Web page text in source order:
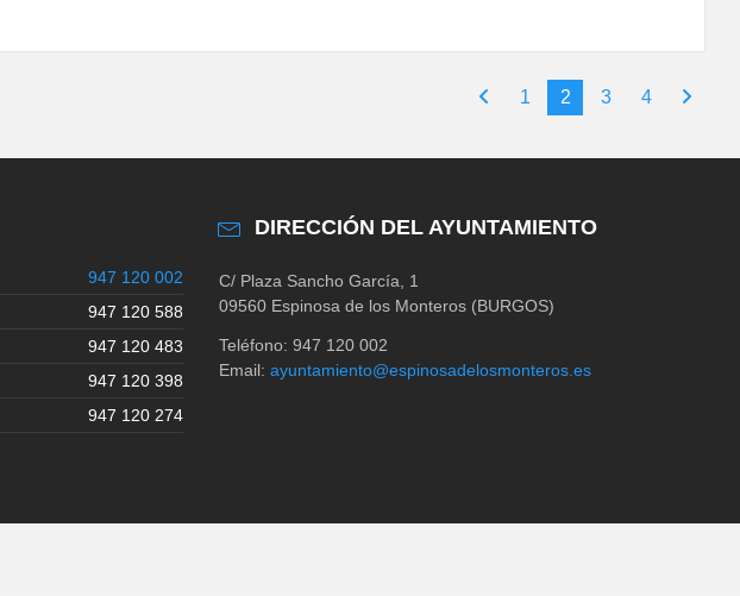
1 2 3 4
947 120 002
947 120 588
947 120 483
947 120 398
947 120 274
DIRECCIÓN DEL AYUNTAMIENTO
C/ Plaza Sancho García, 1
09560 Espinosa de los Monteros (BURGOS)
Teléfono: 947 120 002
Email: ayuntamiento@espinosadelosmonteros.es